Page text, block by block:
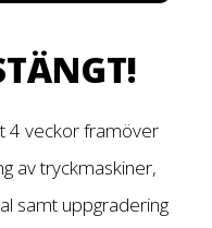
4 veckor framöver
av tryckmaskiner,
samt uppgradering